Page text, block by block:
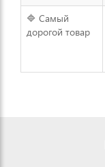
🔷 Самый
дорогой товар